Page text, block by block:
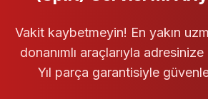
Vakit kaybetmeyin! En yakın
donanımlı araçlarıyla adresinize
Yıl parça garantisiyle